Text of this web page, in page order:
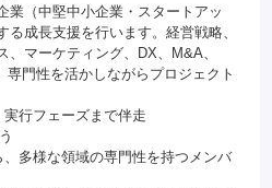
業（中堅中小企業・スタートアッ
成長支援を行います。経営戦略、
マーケティング、DX、M&A、
門性を活かしながらプロジェクト
行フェーズまで伴走
多様な領域の専門性を持つメンバ